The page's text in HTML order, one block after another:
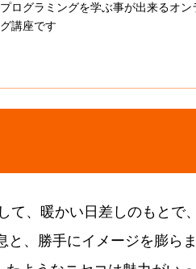
ログラミングを学ぶ事が出来るオン
講座です
て、暖かい日差しのもとで
、勝手にイメージを膨ら